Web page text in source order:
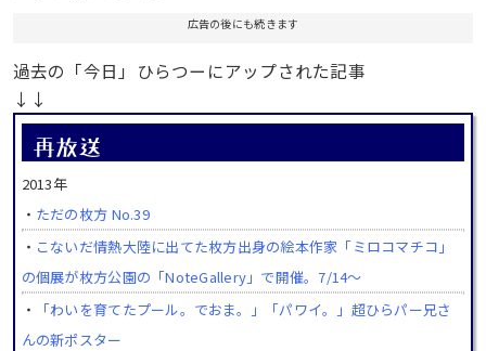
広告の後にも続きます
過去の「今日」ひらつーにアップされた記事
↓↓
2013年
・ ただの枚方 No.39
・ こないだ情熱大陸に出てた枚方出身の絵本作家「ミロコマチコ」
の個展が枚方公園の「NoteGallery」で開催。7/14～
・
「わいを育てたプール。でおま。」「パワイ。」超ひらパー兄さ
んの新ポスター